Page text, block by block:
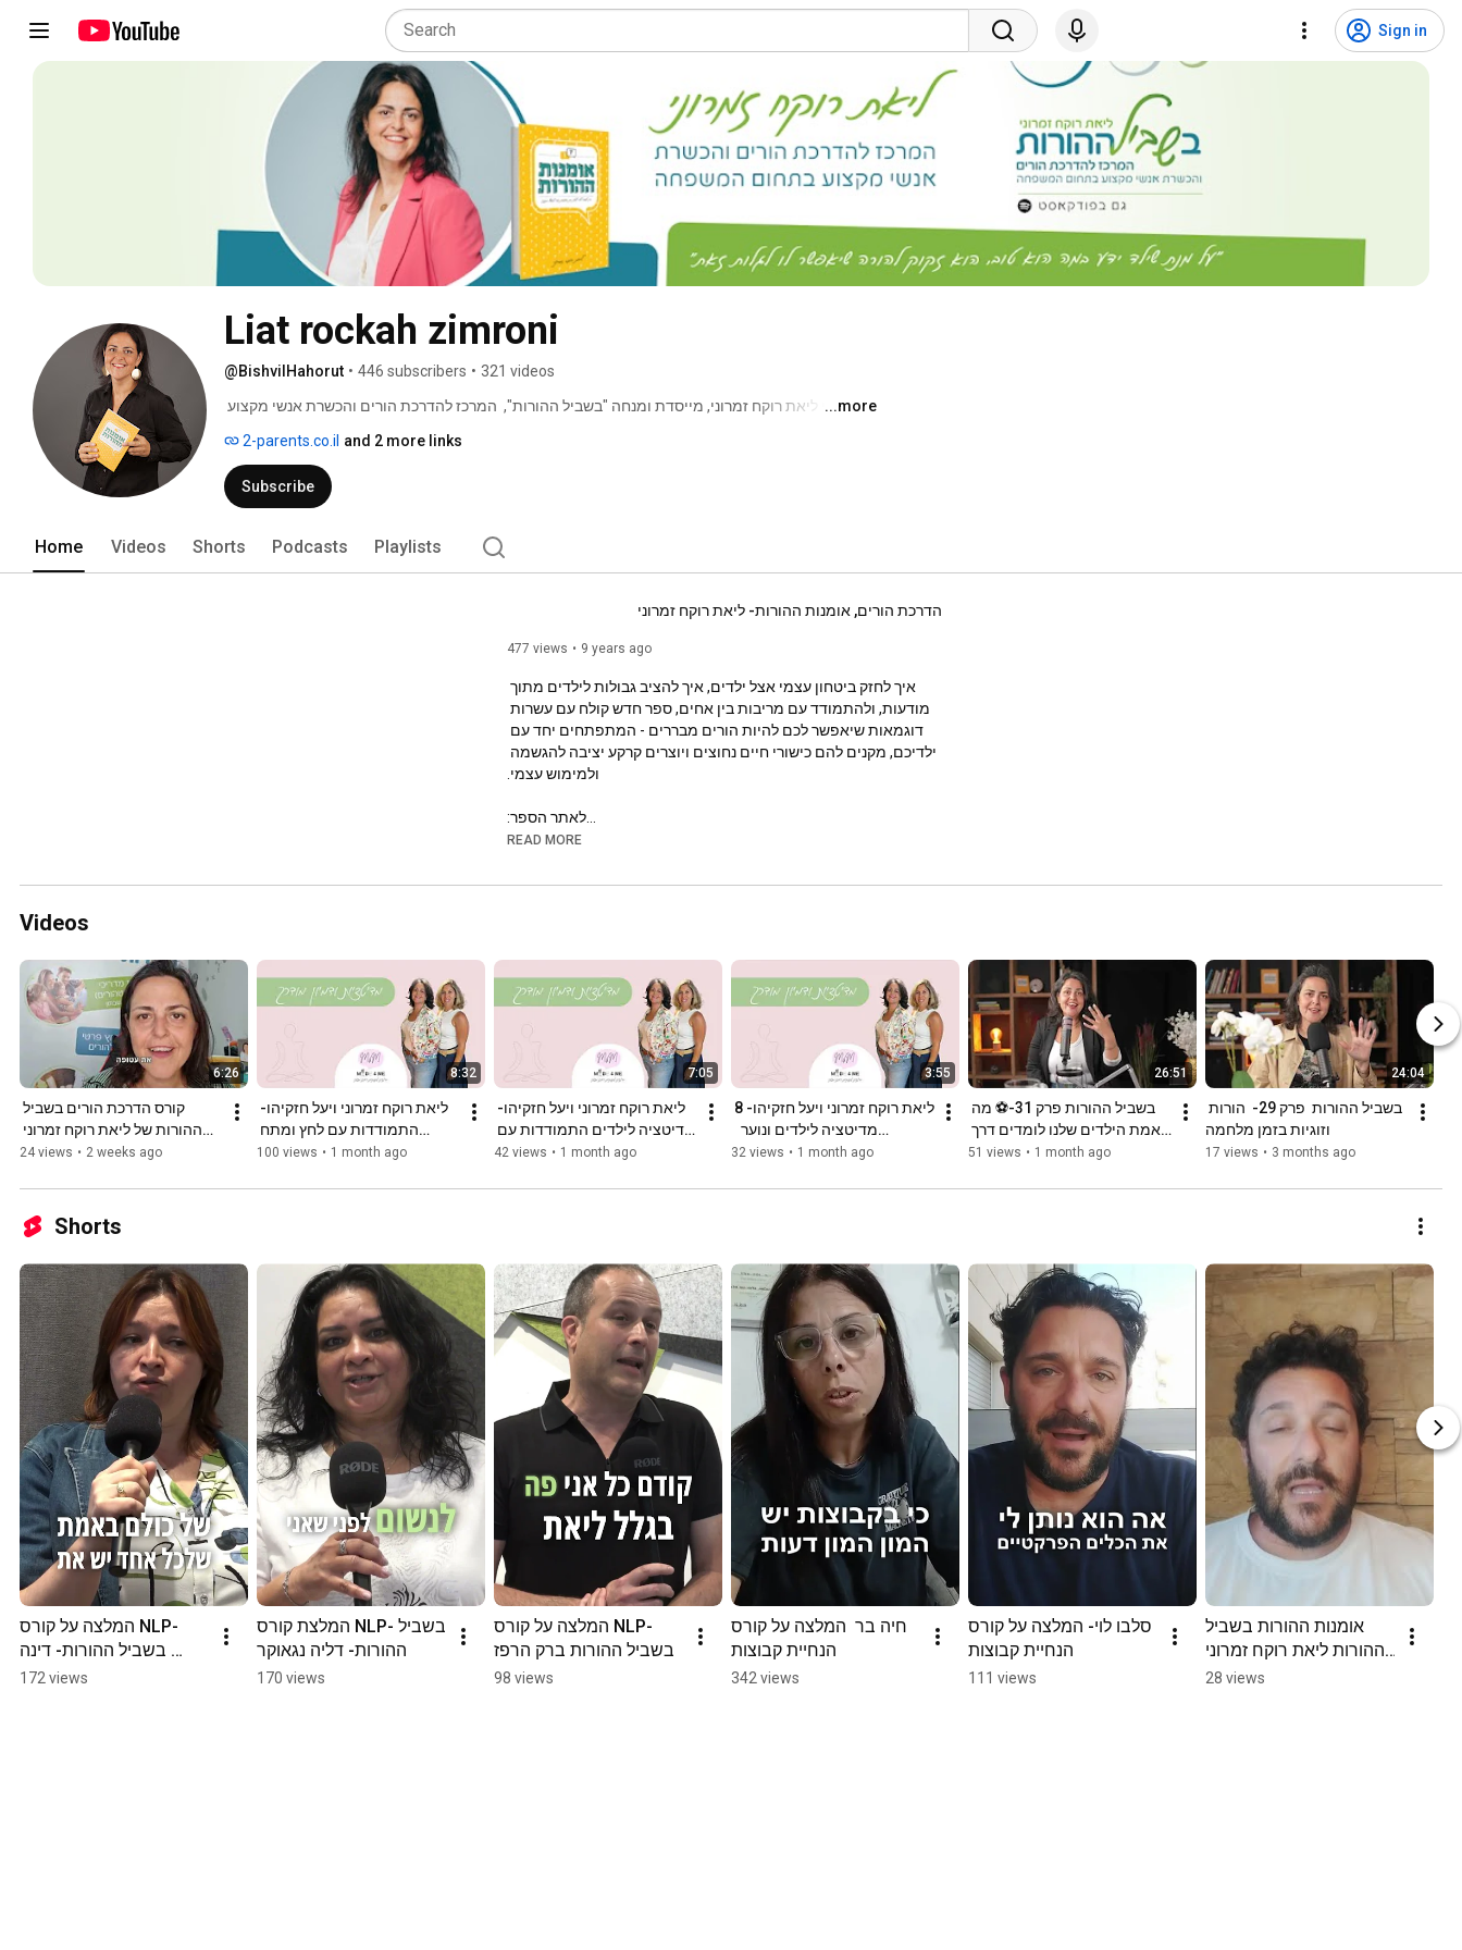
Sign in
Liat rockah zimroni
@BishvilHahorut • 446 subscribers • 321 videos
...more
2-parents.co.il and 2 more links
Subscribe
Home Videos Shorts Podcasts Playlists
הדרכת הורים, אומנות ההורות- ליאת רוקח זמרוני
477 views 9 years ago
לאתר הספר:
https://www.theartof-parenting.com/
לאתר הבית של ליאת רוקח זמרוני:
READ MORE
Videos
6:26
בחסות לימודי החוץ של 24 views • 2 weeks ago
8:32
למבוגרים
100 views • 1 month ago
7:05
לחץ ומתח
42 views • 1 month ago
3:55
התמודדות עם פחד וחרדה
32 views • 1 month ago
26:51
ספורט?
51 views • 1 month ago
24:04
וזוגיות בזמן מלחמה
17 views • 3 months ago
Shorts
המלצה על קורס NLP-
בשביל ההורות- דינה
פייקין.
172 views
המלצת קורס NLP- בשביל
ההורות- דליה נגאוקר
170 views
המלצה על קורס NLP-
בשביל ההורות ברק הרפז
98 views
חיה בר  המלצה על קורס
הנחיית קבוצות
342 views
סלבו לוי- המלצה על קורס
הנחיית קבוצות
111 views
אומנות ההורות בשביל
ההורות ליאת רוקח זמרוני
המלצה על ספר לאנשי
28 views